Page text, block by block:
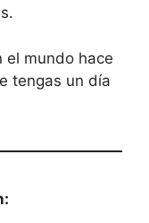
el mundo hace
tengas un día